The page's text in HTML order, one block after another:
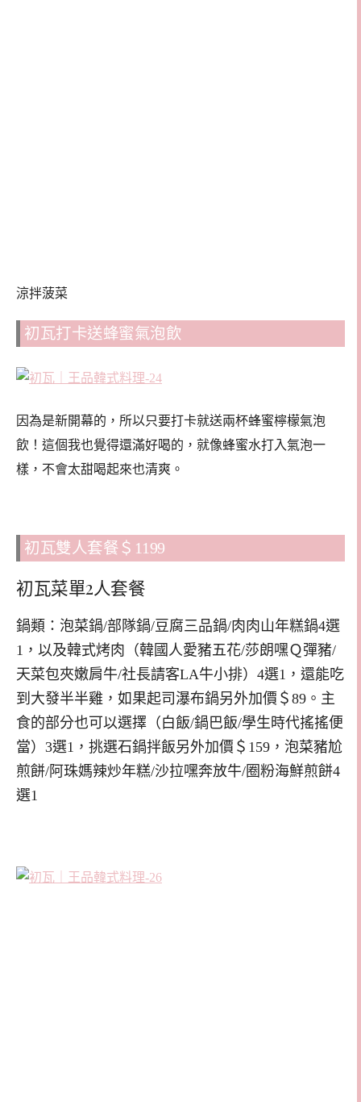
涼拌菠菜
初瓦打卡送蜂蜜氣泡飲
因為是新開幕的，所以只要打卡就送兩杯蜂蜜檸檬氣泡
飲！這個我也覺得還滿好喝的，就像蜂蜜水打入氣泡一
樣，不會太甜喝起來也清爽。
初瓦雙人套餐＄1199
初瓦菜單2人套餐
鍋類：泡菜鍋/部隊鍋/豆腐三品鍋/肉肉山年糕鍋4選
1，以及韓式烤肉（韓國人愛豬五花/莎朗嘿Ｑ彈豬/
天菜包夾嫩肩牛/社長請客LA牛小排）4選1，還能吃
到大發半半雞，如果起司瀑布鍋另外加價＄89。主
食的部分也可以選擇（白飯/鍋巴飯/學生時代搖搖便
當）3選1，挑選石鍋拌飯另外加價＄159，泡菜豬尬
煎餅/阿珠媽辣炒年糕/沙拉嘿奔放牛/圈粉海鮮煎餅4
選1